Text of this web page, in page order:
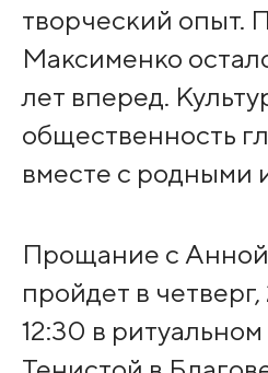
творческий опыт.
Максименко
лет вперед.
общественность
вместе с родными
Прощание с
пройдет в четверг,
12:30 в